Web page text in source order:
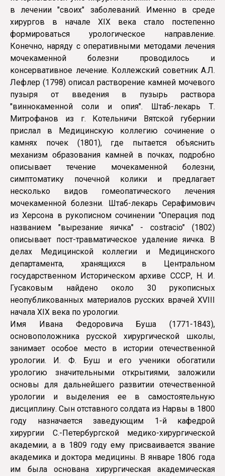
в лечении "своих" заболеваний. Именно в среде
хирургов в начале XIX века стало постепенно
формироваться урологическое направление.
Конечно, наряду с оперативными методами лечения
мочекаменной болезни проводилось и
консервативное лечение. Коллежский советник А.Л.
Лефлер (1798) описал растворение камней мочевого
пузыря от введения в пузырь раствора
"виннокаменной соли и опия". Штаб-лекарь Т.
Митрофанов из г. Котельничи Вятской губернии
прислал в Медицинскую коллегию сочинение о
камнях почек (1801), где пытается объяснить
механизм образования камней в почках, подробно
описывает течение мочекаменной болезни,
симптоматику почечной колики и предлагает
несколько видов гомеопатического лечения
мочекаменной болезни. Штаб-лекарь Серафимович
из Херсона в рукописном сочинении "Операция под
названием "вырезание яичка" - costracio" (1802)
описывает пост-травматическое удаление яичка. В
делах Медицинской коллегии и Медицинского
департамента, хранящихся в Центральном
государственном Историческом архиве СССР, Н. И.
Гусаковым найдено около 30 рукописных
неопубликованных материалов русских врачей XVIII
начала XIX века по урологии.
Имя Ивана Федоровича Буша (1771-1843),
основоположника русской хирургической школы,
занимает особое место в истории отечественной
урологии. И. Ф. Буш и его ученики обогатили
урологию значительными открытиями, заложили
основы для дальнейшего развитии отечественной
урологии и выделения ее в самостоятельную
дисциплину. Сын отставного солдата из Нарвы в 1800
году назначается заведующим 1-й кафедрой
хирургии С.-Петербургской медико-хирургической
академии, а в 1809 году ему присваивается звание
академика и доктора медицины. В январе 1806 года
им была основана хирургическая академическая